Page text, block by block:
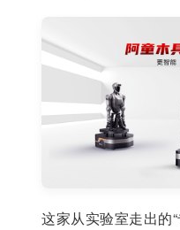
这家从实验室走出的